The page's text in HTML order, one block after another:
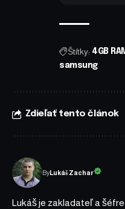
Štítky: 4GB
samsung
Zdieľať tento článok
ByLukáš Zachar
Lukáš je zakladateľ a